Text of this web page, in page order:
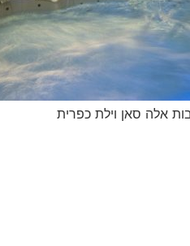
אלה סאן וילת כפרית